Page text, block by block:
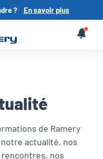
? En savoir plus
de Ramery
actualité, nos
nos